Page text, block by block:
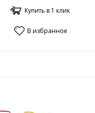
Купить в 1 клик
В избранное